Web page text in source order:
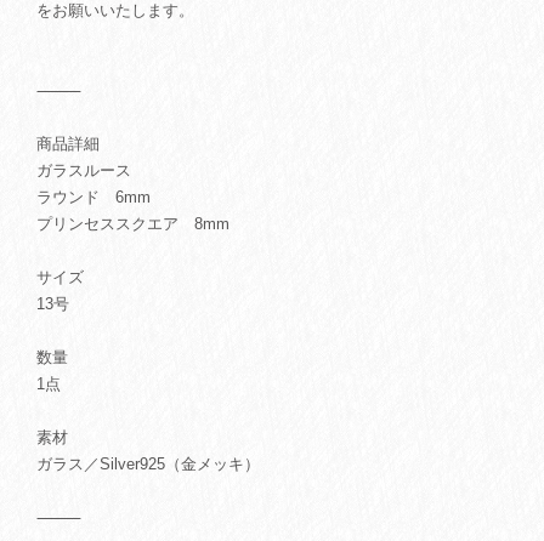
をお願いいたします。
⸻
商品詳細
ガラスルース
ラウンド 6mm
プリンセススクエア 8mm
サイズ
13号
数量
1点
素材
ガラス／Silver925（金メッキ）
⸻